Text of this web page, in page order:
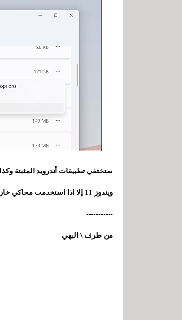
ويندوز 11 إلا اذا استخدمت محاكي خارجي.
-----------
من طرف \ البهي